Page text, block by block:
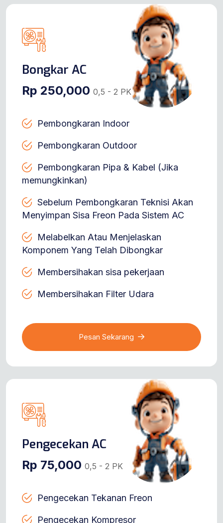
Bongkar AC
Rp 250,000 0,5 - 2 PK
Pembongkaran Indoor
Pembongkaran Outdoor
Pembongkaran Pipa & Kabel (Jika
memungkinkan)
Sebelum Pembongkaran Teknisi Akan
Menyimpan Sisa Freon Pada Sistem AC
Melabelkan Atau Menjelaskan
Komponem Yang Telah Dibongkar
Membersihakan sisa pekerjaan
Membersihakan Filter Udara
Pesan Sekarang
Pengecekan AC
Rp 75,000 0,5 - 2 PK
Pengecekan Tekanan Freon
Pengecekan Kompresor